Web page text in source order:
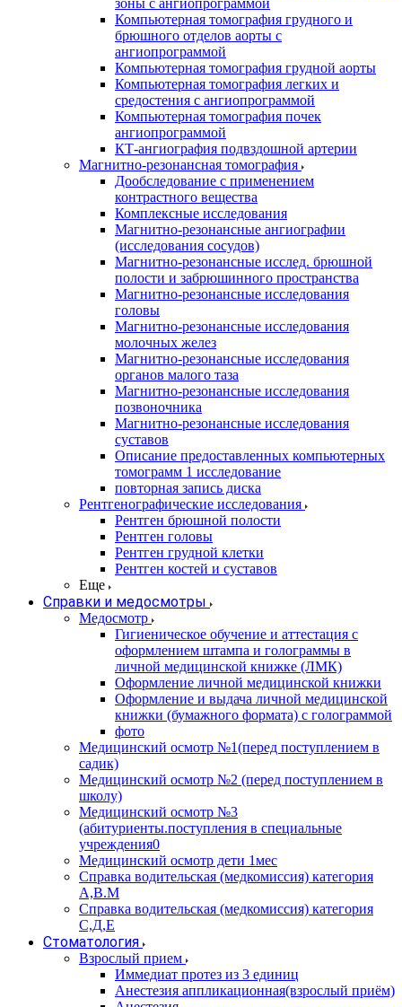
зоны с ангиопрограммой
Компьютерная томография грудного и
брюшного отделов аорты с
ангиопрограммой
Компьютерная томография грудной аорты
Компьютерная томография легких и
средостения с ангиопрограммой
Компьютерная томография почек
ангиопрограммой
КТ-ангиография подвздошной артерии
Магнитно-резонансная томография
Дообследование с применением
контрастного вещества
Комплексные исследования
Магнитно-резонансные ангиографии
(исследования сосудов)
Магнитно-резонансные исслед. брюшной
полости и забрюшинного пространства
Магнитно-резонансные исследования
головы
Магнитно-резонансные исследования
молочных желез
Магнитно-резонансные исследования
органов малого таза
Магнитно-резонансные исследования
позвоночника
Магнитно-резонансные исследования
суставов
Описание предоставленных компьютерных
томограмм 1 исследование
повторная запись диска
Рентгенографические исследования
Рентген брюшной полости
Рентген головы
Рентген грудной клетки
Рентген костей и суставов
Еще
Справки и медосмотры
Медосмотр
Гигиеническое обучение и аттестация с
оформлением штампа и голограммы в
личной медицинской книжке (ЛМК)
Оформление личной медицинской книжки
Оформление и выдача личной медицинской
книжки (бумажного формата) с голограммой
фото
Медицинский осмотр №1(перед поступлением в
садик)
Медицинский осмотр №2 (перед поступлением в
школу)
Медицинский осмотр №3
(абитуриенты.поступления в специальные
учреждения0
Медицинский осмотр дети 1мес
Справка водительская (медкомиссия) категория
А,В.М
Справка водительская (медкомиссия) категория
С,Д,Е
Стоматология
Взрослый прием
Иммедиат протез из 3 единиц
Анестезия аппликационная(взрослый приём)